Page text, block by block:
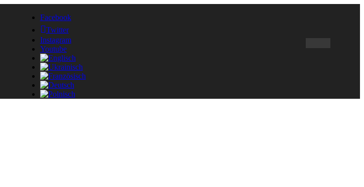
Facebook
Twitter
Instagram
Youtube